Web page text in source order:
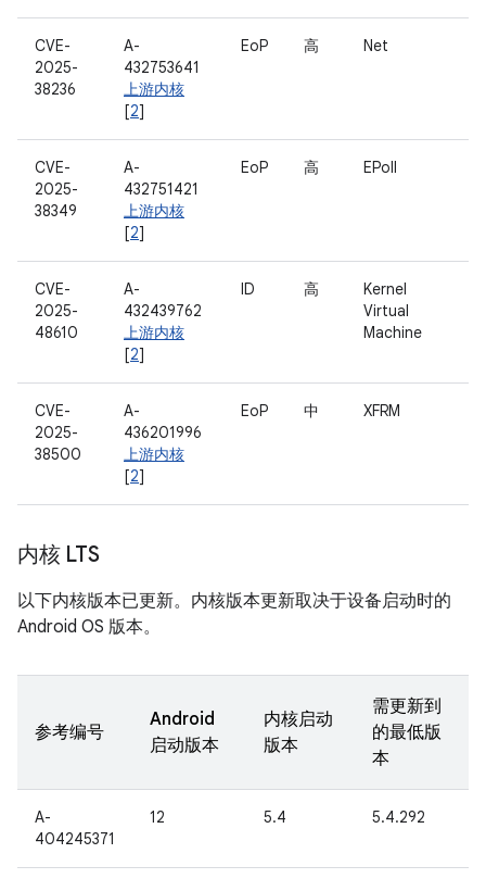
CVE-
2025-
38236
A-
432753641
上游内核
[2]
EoP 高 Net
CVE-
2025-
38349
A-
432751421
上游内核
[2]
EoP 高 EPoll
CVE-
2025-
48610
A-
432439762
上游内核
[2]
ID 高
Kernel
Virtual
Machine
CVE-
2025-
38500
A-
436201996
上游内核
[2]
EoP 中 XFRM
内核 LTS
以下内核版本已更新。内核版本更新取决于设备启动时的
Android OS 版本。
参考编号
Android
启动版本
内核启动
版本
需更新到
的最低版
本
A-
404245371
12 5.4 5.4.292